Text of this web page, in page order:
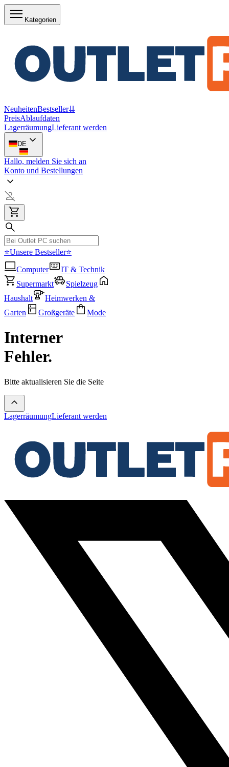
Kategorien
NeuheitenBestseller⇊
PreisAblaufdaten
LagerräumungLieferant werden
DE
Hallo, melden Sie sich an
Konto und Bestellungen
⭐Unsere Bestseller⭐
Computer
IT & Technik
Supermarkt
Spielzeug
Haushalt
Heimwerken &
Garten
Großgeräte Mode
Interner
Fehler.
Bitte aktualisieren Sie die Seite
LagerräumungLieferant werden